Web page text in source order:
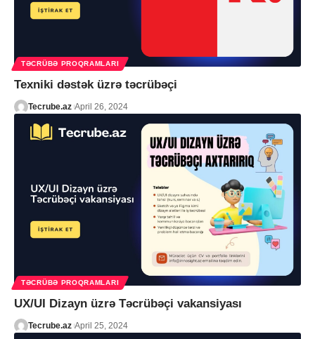
TƏCRÜBƏ PROQRAMLARI
Texniki dəstək üzrə təcrübəçi
Tecrube.az April 26, 2024
TƏCRÜBƏ PROQRAMLARI
UX/UI Dizayn üzrə Təcrübəçi vakansiyası
Tecrube.az April 25, 2024